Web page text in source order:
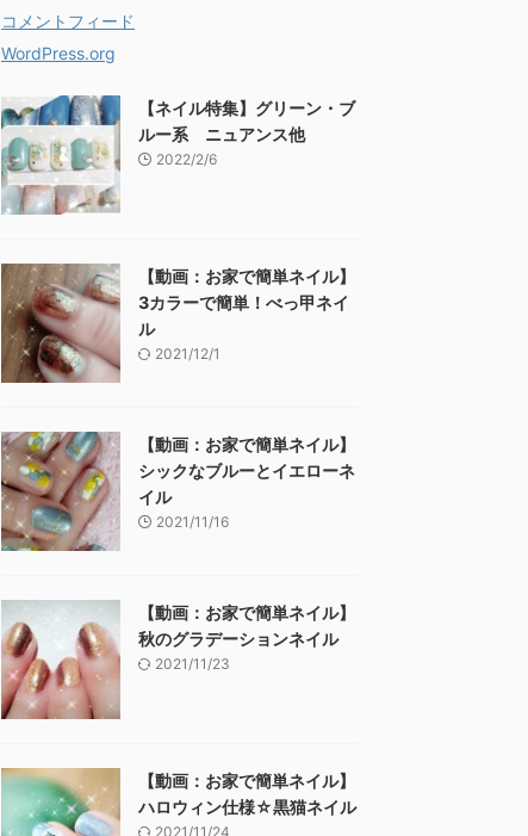
コメントフィード
WordPress.org
【ネイル特集】グリーン・ブ
ルー系 ニュアンス他
2022/2/6
【動画：お家で簡単ネイル】
3カラーで簡単！べっ甲ネイ
ル
2021/12/1
【動画：お家で簡単ネイル】
シックなブルーとイエローネ
イル
2021/11/16
【動画：お家で簡単ネイル】
秋のグラデーションネイル
2021/11/23
【動画：お家で簡単ネイル】
ハロウィン仕様☆黒猫ネイル
2021/11/24